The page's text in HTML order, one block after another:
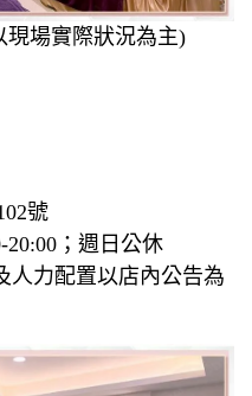
現場實際狀況為主)
號
20:00；週日公休
人力配置以店內公告為